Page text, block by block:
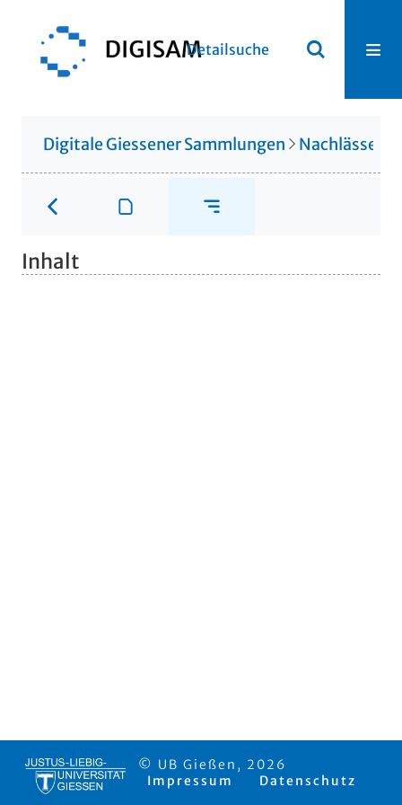
Detailsuche
Digitale Giessener Sammlungen Nachlässe
Inhalt
© UB Gießen, 2026
Impressum
Datenschutz